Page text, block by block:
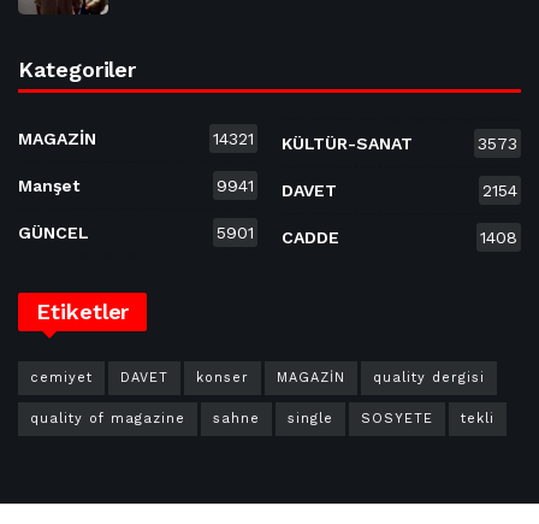
Kategoriler
MAGAZİN 14321
Manşet 9941
GÜNCEL 5901
KÜLTÜR-SANAT 3573
DAVET 2154
CADDE 1408
Etiketler
cemiyet DAVET konser MAGAZİN quality dergisi
quality of magazine sahne single SOSYETE tekli